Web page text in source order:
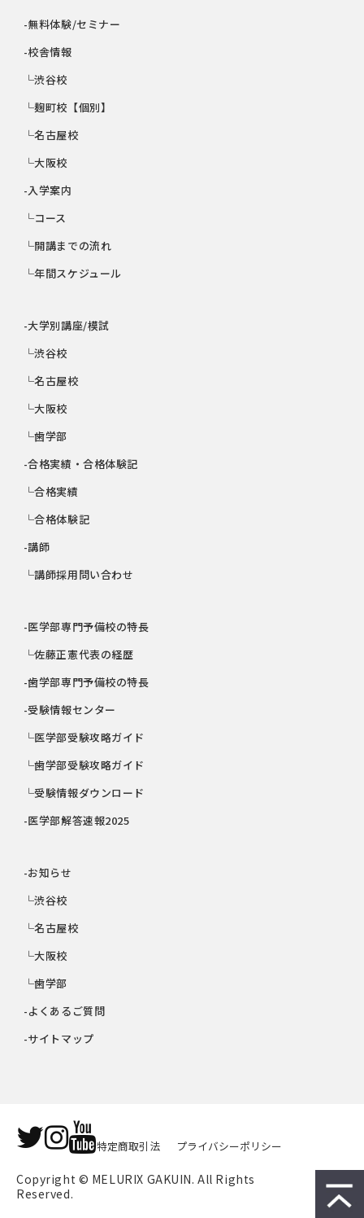
-無料体験/セミナー
-校舎情報
└渋谷校
└麹町校【個別】
└名古屋校
└大阪校
-入学案内
└コース
└開講までの流れ
└年間スケジュール
-大学別講座/模試
└渋谷校
└名古屋校
└大阪校
└歯学部
-合格実績・合格体験記
└合格実績
└合格体験記
-講師
└講師採用問い合わせ
-医学部専門予備校の特長
└佐藤正憲代表の経歴
-歯学部専門予備校の特長
-受験情報センター
└医学部受験攻略ガイド
└歯学部受験攻略ガイド
└受験情報ダウンロード
-医学部解答速報2025
-お知らせ
└渋谷校
└名古屋校
└大阪校
└歯学部
-よくあるご質問
-サイトマップ
特定商取引法 プライバシーポリシー
Copyright © MELURIX GAKUIN. All Rights
Reserved.